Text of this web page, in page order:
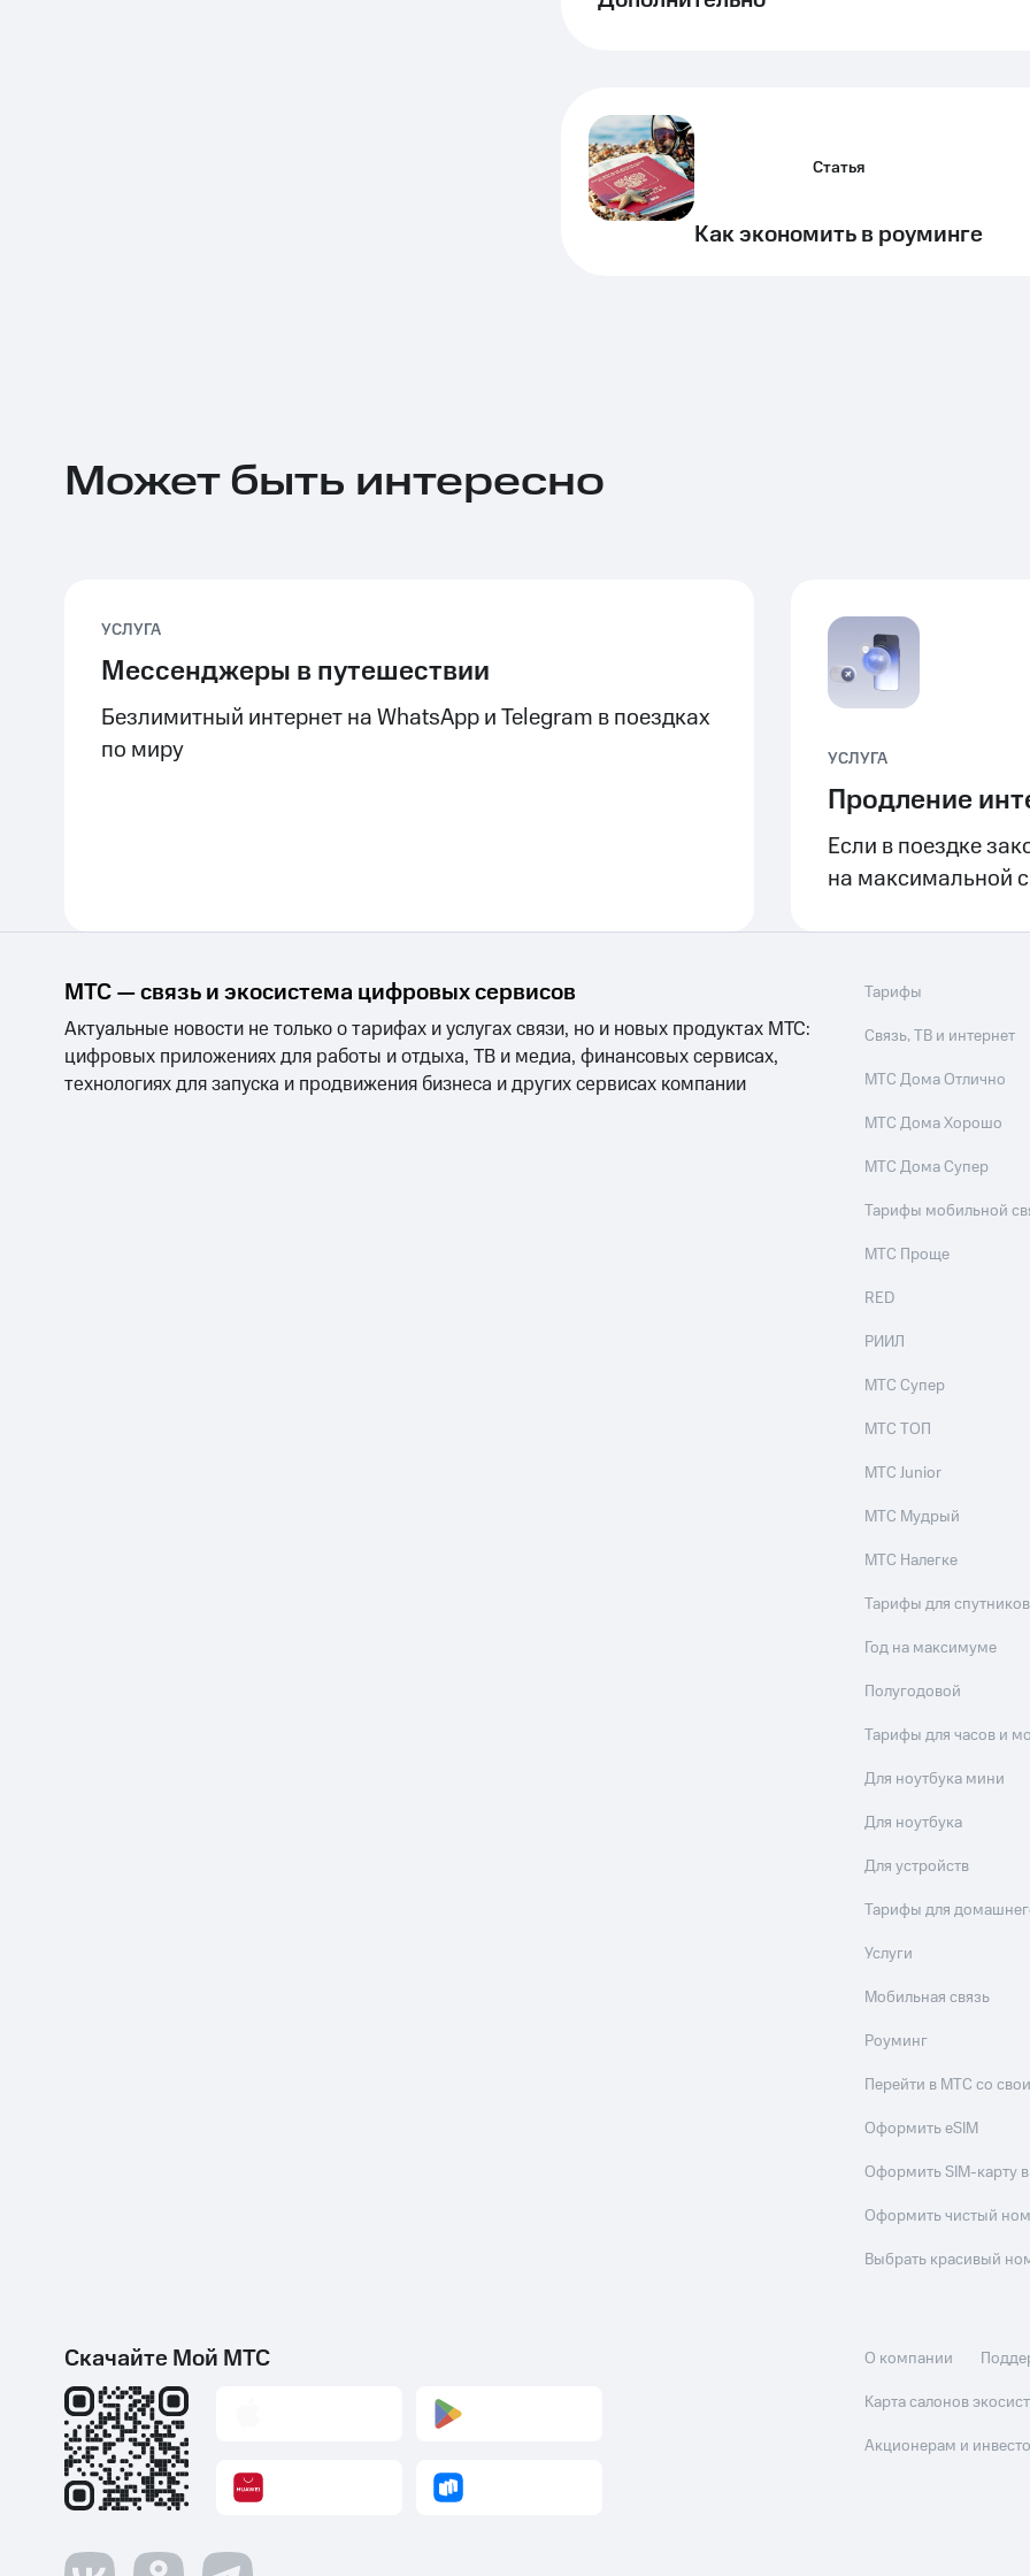
Статья
Как экономить в роуминге
Может быть интересно
УСЛУГА
Мессенджеры в путешествии
Безлимитный интернет на WhatsApp и Telegram в поездках
по миру
УСЛУГА
Продление
Если в поездке
на максимальной
МТС — связь и экосистема цифровых сервисов
Актуальные новости не только о тарифах и услугах связи, но и новых продуктах МТС:
цифровых приложениях для работы и отдыха, ТВ и медиа, финансовых сервисах,
технологиях для запуска и продвижения бизнеса и других сервисах компании
Тарифы
Связь, ТВ и интернет
МТС Дома Отлично
МТС Дома Хорошо
МТС Дома Супер
Тарифы мобильной
МТС Проще
RED
РИИЛ
МТС Супер
МТС ТОП
МТС Junior
МТС Мудрый
МТС Налегке
Тарифы для
Год на максимуме
Полугодовой
Тарифы для часов и
Для ноутбука мини
Для ноутбука
Для устройств
Тарифы для
Услуги
Мобильная связь
Роуминг
Перейти в МТС со
Оформить eSIM
Оформить SIM-карту
Оформить чистый
Выбрать красивый
Скачайте Мой МТС О компании
Карта салонов
Акционерам и